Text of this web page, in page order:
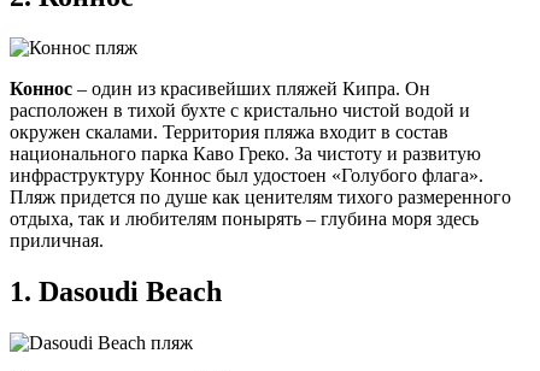
Коннос – один из красивейших пляжей Кипра. Он
расположен в тихой бухте с кристально чистой водой и
окружен скалами. Территория пляжа входит в состав
национального парка Каво Греко. За чистоту и развитую
инфраструктуру Коннос был удостоен «Голубого флага».
Пляж придется по душе как ценителям тихого размеренного
отдыха, так и любителям понырять – глубина моря здесь
приличная.
1. Dasoudi Beach